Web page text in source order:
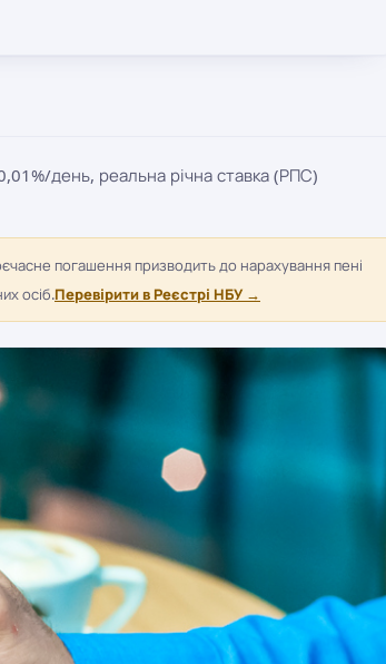
день, реальна річна ставка (РПС)
погашення призводить до нарахування пені
осіб.Перевірити в Реєстрі НБУ →